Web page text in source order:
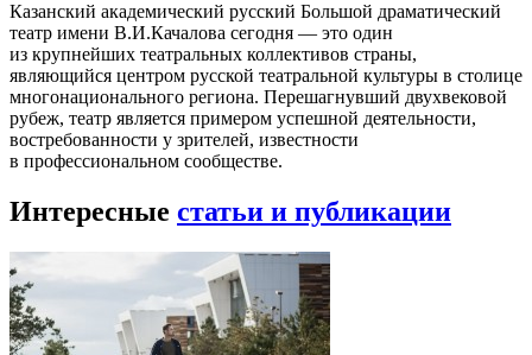
Казанский академический русский Большой драматический
театр имени В.И.Качалова сегодня — это один
из крупнейших театральных коллективов страны,
являющийся центром русской театральной культуры в столице
многонационального региона. Перешагнувший двухвековой
рубеж, театр является примером успешной деятельности,
востребованности у зрителей, известности
в профессиональном сообществе.
Интересные статьи и публикации